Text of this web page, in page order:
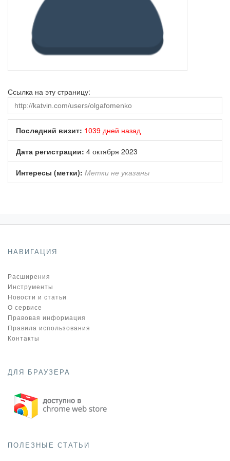
Ссылка на эту страницу:
Последний визит: 1039 дней назад
Дата регистрации: 4 октября 2023
Интересы (метки): Метки не указаны
НАВИГАЦИЯ
Расширения
Инструменты
Новости и статьи
О сервисе
Правовая информация
Правила использования
Контакты
ДЛЯ БРАУЗЕРА
ПОЛЕЗНЫЕ СТАТЬИ